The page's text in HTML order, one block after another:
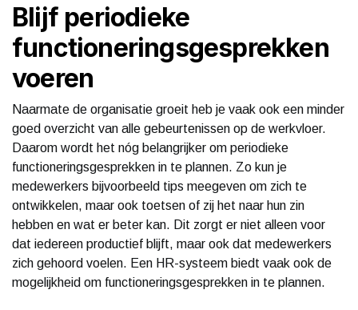
Blijf periodieke
functioneringsgesprekken
voeren
Naarmate de organisatie groeit heb je vaak ook een minder
goed overzicht van alle gebeurtenissen op de werkvloer.
Daarom wordt het nóg belangrijker om periodieke
functioneringsgesprekken in te plannen. Zo kun je
medewerkers bijvoorbeeld tips meegeven om zich te
ontwikkelen, maar ook toetsen of zij het naar hun zin
hebben en wat er beter kan. Dit zorgt er niet alleen voor
dat iedereen productief blijft, maar ook dat medewerkers
zich gehoord voelen. Een HR-systeem biedt vaak ook de
mogelijkheid om functioneringsgesprekken in te plannen.